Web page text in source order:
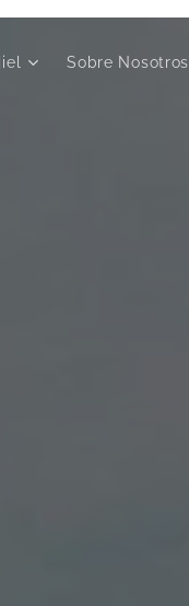
Sobre Nosotros